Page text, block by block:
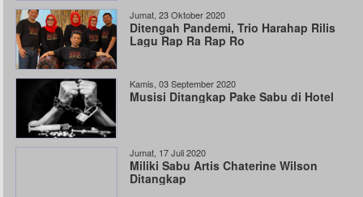
Jumat, 23 Oktober 2020
Ditengah Pandemi, Trio Harahap Rilis
Lagu Rap Ra Rap Ro
Kamis, 03 September 2020
Musisi Ditangkap Pake Sabu di Hotel
Jumat, 17 Juli 2020
Miliki Sabu Artis Chaterine Wilson
Ditangkap